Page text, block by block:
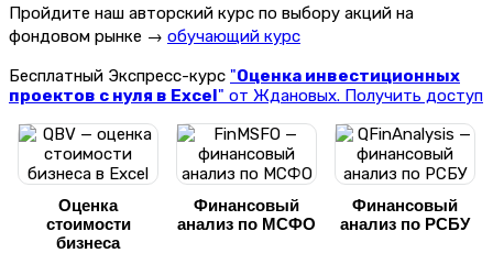
Пройдите наш авторский курс по выбору акций на
фондовом рынке → обучающий курс
Бесплатный Экспресс-курс "Оценка инвестиционных
проектов с нуля в Excel" от Ждановых. Получить доступ
Оценка
стоимости
бизнеса
Финансовый
анализ по МСФО
Финансовый
анализ по РСБУ